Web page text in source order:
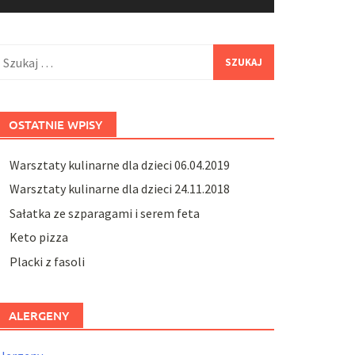
OSTATNIE WPISY
Warsztaty kulinarne dla dzieci 06.04.2019
Warsztaty kulinarne dla dzieci 24.11.2018
Sałatka ze szparagami i serem feta
Keto pizza
Placki z fasoli
ALERGENY